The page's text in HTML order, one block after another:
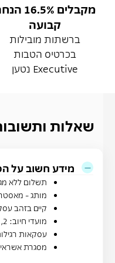
מקבלים
קבועה
ברשתות מובילות
בכרטיס הטבות
Executive נטען
שאלות
מידע חשוב על
תשלום ללא
מותג -
קיים בזהב
מועדי חיוב: 2, 10, 15
עסקאות
מסגרת